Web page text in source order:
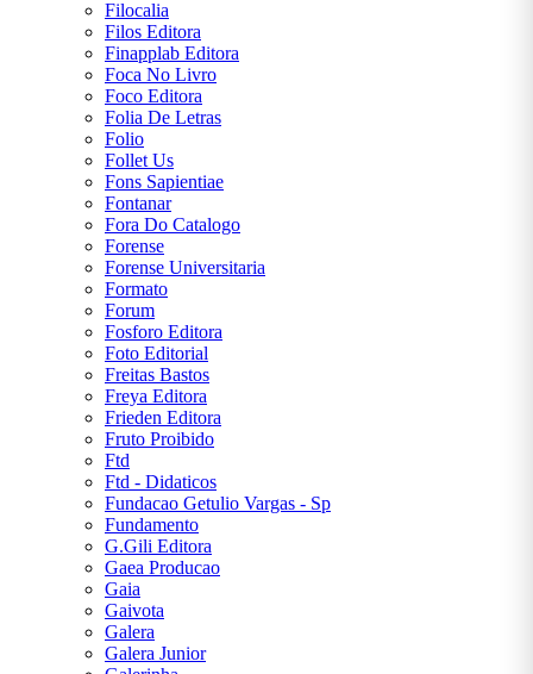
Filocalia
Filos Editora
Finapplab Editora
Foca No Livro
Foco Editora
Folia De Letras
Folio
Follet Us
Fons Sapientiae
Fontanar
Fora Do Catalogo
Forense
Forense Universitaria
Formato
Forum
Fosforo Editora
Foto Editorial
Freitas Bastos
Freya Editora
Frieden Editora
Fruto Proibido
Ftd
Ftd - Didaticos
Fundacao Getulio Vargas - Sp
Fundamento
G.Gili Editora
Gaea Producao
Gaia
Gaivota
Galera
Galera Junior